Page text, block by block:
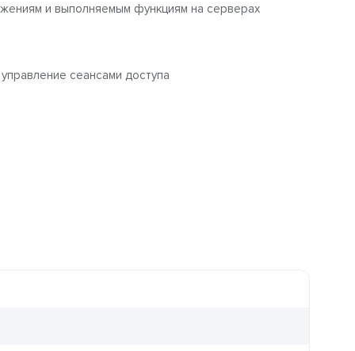
и выполняемым функциям на серверах
сеансами доступа